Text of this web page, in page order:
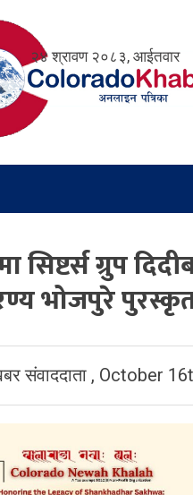
२४ श्रावण २०८३, आईतवार
सिष्टर्स ग्रुप
भोजपुरे
संवाददाता , October